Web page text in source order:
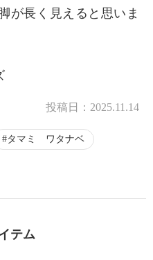
が長く見えると思いま
投稿日： 2025.11.14
タマミ ワタナベ
テム